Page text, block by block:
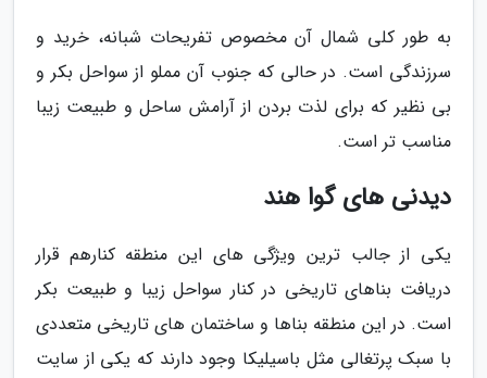
به طور کلی شمال آن مخصوص تفریحات شبانه، خرید و
سرزندگی است. در حالی که جنوب آن مملو از سواحل بکر و
بی نظیر که برای لذت بردن از آرامش ساحل و طبیعت زیبا
مناسب تر است.
دیدنی های گوا هند
یکی از جالب ترین ویژگی های این منطقه کنارهم قرار
دریافت بناهای تاریخی در کنار سواحل زیبا و طبیعت بکر
است. در این منطقه بناها و ساختمان های تاریخی متعددی
با سبک پرتغالی مثل باسیلیکا وجود دارند که یکی از سایت